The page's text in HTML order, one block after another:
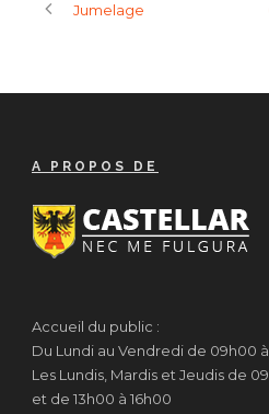
Jumelage
A PROPOS DE
Accueil du public :
Du Lundi au Vendredi de 09h00 à
Les Lundis, Mardis et Jeudis de
et de 13h00 à 16h00